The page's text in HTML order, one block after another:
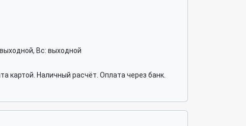
Вс: выходной
Наличный расчёт. Оплата через банк.